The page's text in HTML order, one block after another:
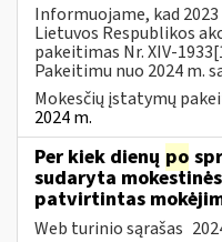
Informuojame, kad
Lietuvos Respublikos
pakeitimas Nr. XIV-
Pakeitimu nuo 2024 m.
Mokesčių įstatymų
2024 m.
Per kiek dienų po
sudaryta
patvirtintas
Web turinio sąrašas